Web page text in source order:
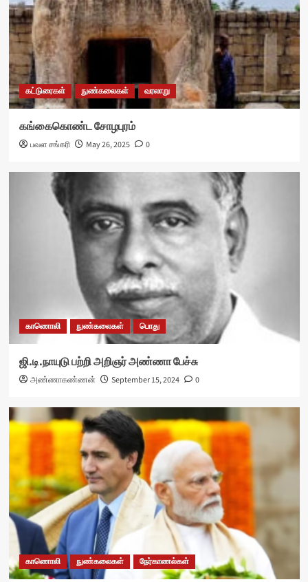
கட்டுரைகள் நுண்கலைகள் வரலாறு
கங்கைகொண்ட சோழபுரம்
பவள சங்கரி May 26, 2025 0
காணொலி நுண்கலைகள் பொது
ஜி.டி.நாயுடு பற்றி அறிஞர் அண்ணா பேச்சு
அண்ணாகண்ணன் September 15, 2024 0
காணொலி நுண்கலைகள் நேர்காணல்கள்